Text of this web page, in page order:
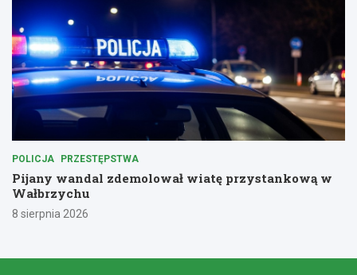
POLICJA PRZESTĘPSTWA
Pijany wandal zdemolował wiatę przystankową w
Wałbrzychu
8 sierpnia 2026